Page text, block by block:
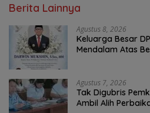
Berita Lainnya
Agustus 8, 2026
Keluarga Besar
Mendalam Atas
Agustus 7, 2026
Tak Digubris
Ambil Alih